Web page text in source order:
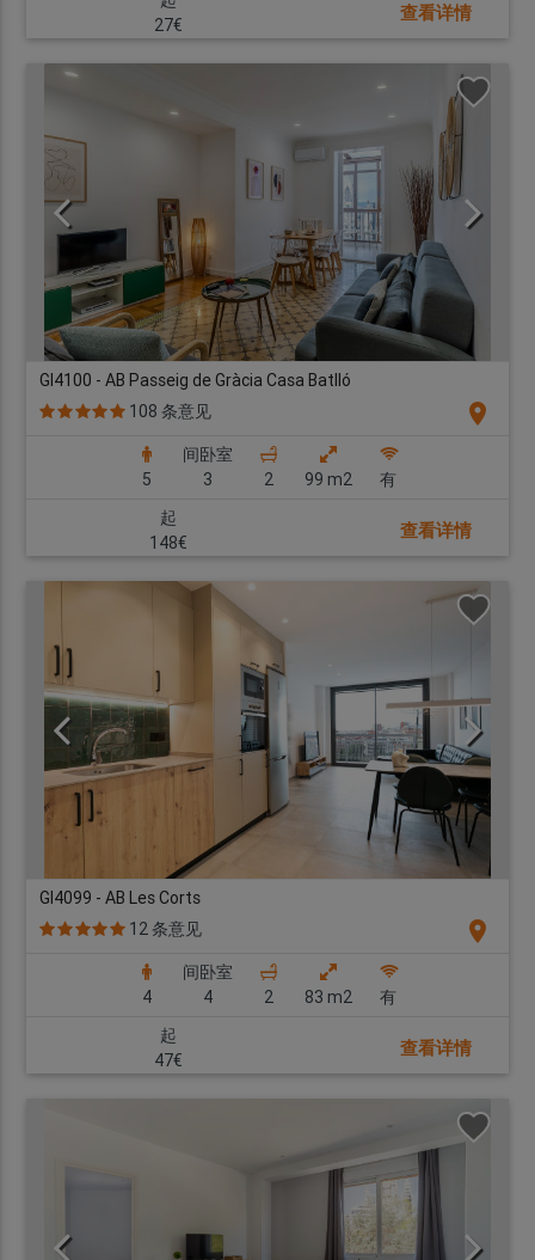
27€
查看详情
GI4100 - AB Passeig de Gràcia Casa Batlló
108 条意见
location_on
5
间卧室
3
2 99 m2
有
起
148€
查看详情
GI4099 - AB Les Corts
12 条意见
location_on
4
间卧室
4
2 83 m2
有
起
47€
查看详情